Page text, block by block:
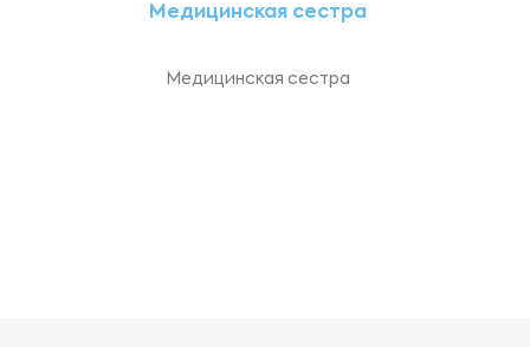
Медицинская сестра
Медицинская сестра